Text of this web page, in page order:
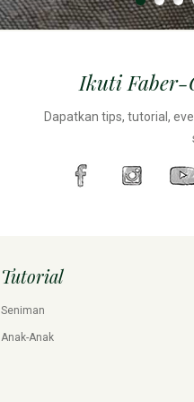
Ikuti Faber-
Dapatkan tips, tutorial,
Tutorial
Seniman
Anak-Anak